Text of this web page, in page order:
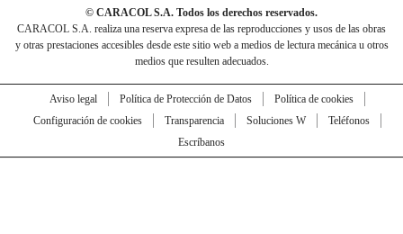
© CARACOL S.A. Todos los derechos reservados.
CARACOL S.A. realiza una reserva expresa de las reproducciones y usos de las obras
y otras prestaciones accesibles desde este sitio web a medios de lectura mecánica u otros
medios que resulten adecuados.
Aviso legal Política de Protección de Datos
Política de cookies
Configuración de cookies
Transparencia Soluciones W
Teléfonos
Escríbanos